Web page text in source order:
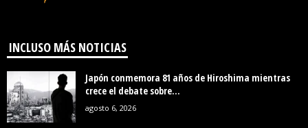
INCLUSO MÁS NOTICIAS
Japón conmemora 81 años de Hiroshima mientras
crece el debate sobre...
agosto 6, 2026